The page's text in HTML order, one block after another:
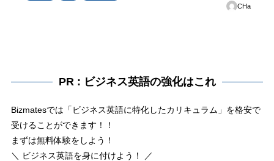
CHa
PR : ビジネス英語の強化はこれ
Bizmatesでは「ビジネス英語に特化したカリキュラム」を格安で
受けることができます！！
まずは無料体験をしよう！
＼ ビジネス英語を身に付けよう！ ／